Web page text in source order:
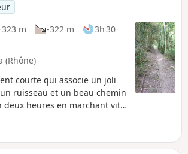
m -322 m
3h 30
(Rhône)
courte qui associe un joli
ruisseau et un beau chemin
deux heures en marchant vite